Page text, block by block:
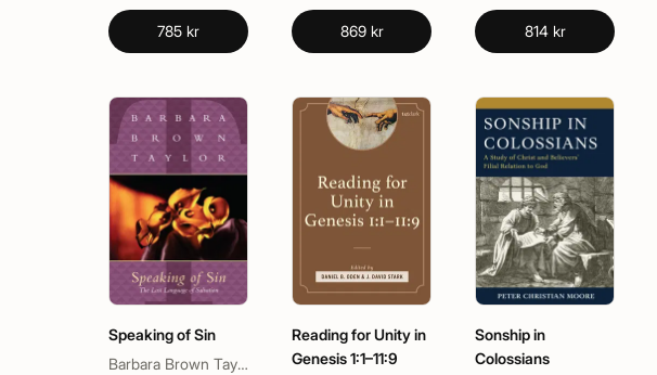
785 kr
Climate Change
869 kr 814 kr
Speaking of Sin
Barbara Brown Taylor
Reading for Unity in
Genesis 1:1–11:9
Sonship in
Colossians